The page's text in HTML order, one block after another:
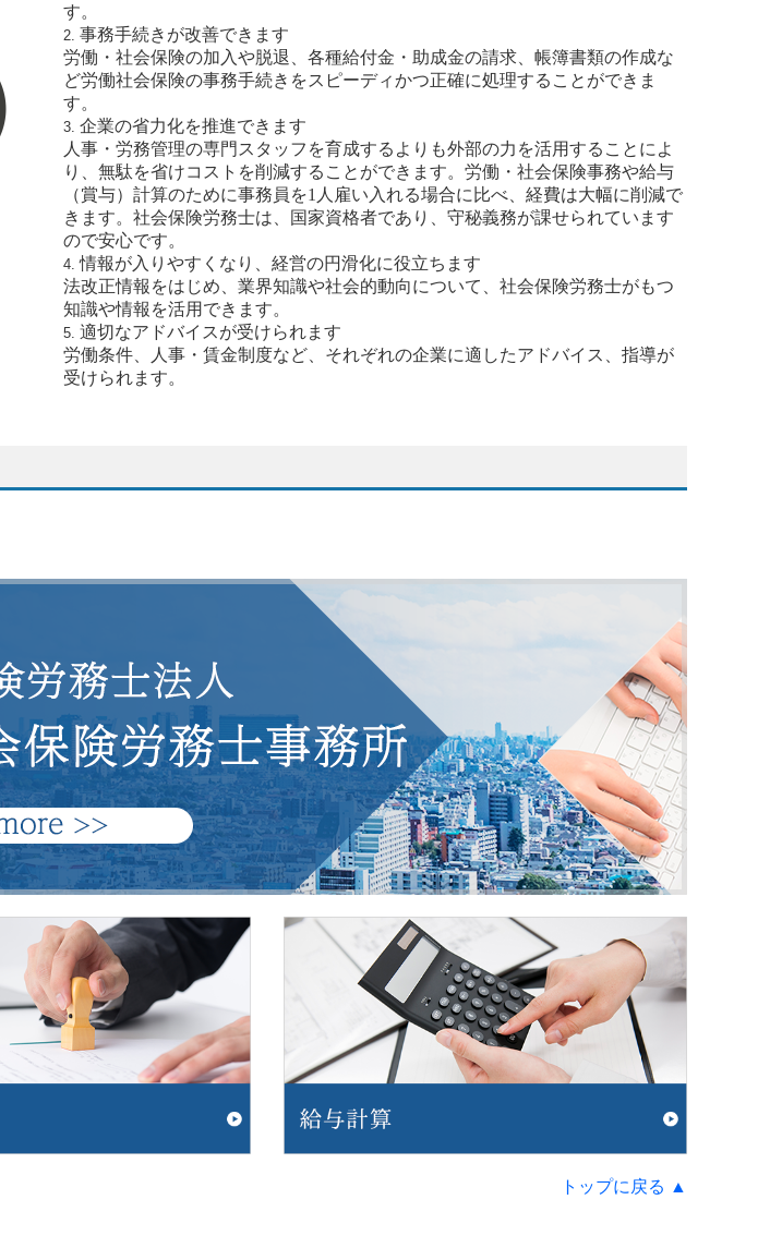
す。
事務手続きが改善できます
労働・社会保険の加入や脱退、各種給付金・助成金の請求、帳簿書類の作成な
ど労働社会保険の事務手続きをスピーディかつ正確に処理することができま
す。
企業の省力化を推進できます
人事・労務管理の専門スタッフを育成するよりも外部の力を活用することによ
り、無駄を省けコストを削減することができます。労働・社会保険事務や給与
（賞与）計算のために事務員を1人雇い入れる場合に比べ、経費は大幅に削減で
きます。社会保険労務士は、国家資格者であり、守秘義務が課せられています
ので安心です。
情報が入りやすくなり、経営の円滑化に役立ちます
法改正情報をはじめ、業界知識や社会的動向について、社会保険労務士がもつ
知識や情報を活用できます。
適切なアドバイスが受けられます
労働条件、人事・賃金制度など、それぞれの企業に適したアドバイス、指導が
受けられます。
トップに戻る ▲